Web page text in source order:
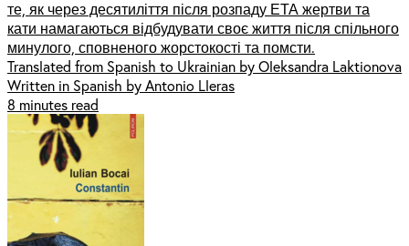
те, як через десятиліття після розпаду ЕТА жертви та
кати намагаються відбудувати своє життя після спільного
минулого, сповненого жорстокості та помсти.
Translated from Spanish to Ukrainian by Oleksandra Laktionova
Written in Spanish by Antonio Lleras
8 minutes read